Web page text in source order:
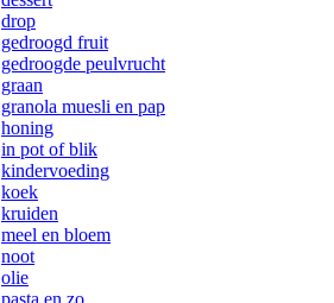
drop
gedroogd fruit
gedroogde peulvrucht
graan
granola muesli en pap
honing
in pot of blik
kindervoeding
koek
kruiden
meel en bloem
noot
olie
pasta en zo